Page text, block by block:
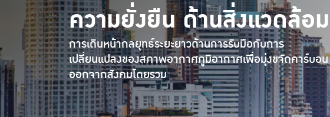
ความยั่งยืนด้านสิ่งแวดล้อม
การเดินหน้ากลยุทธ์ระยะยาวด้านการรับมือกับการ
เปลี่ยนแปลงของสภาพอากาศภูมิอากาศเพื่อมุ่งขจัดคาร์บอน
ออกจากสังคมโดยรวม